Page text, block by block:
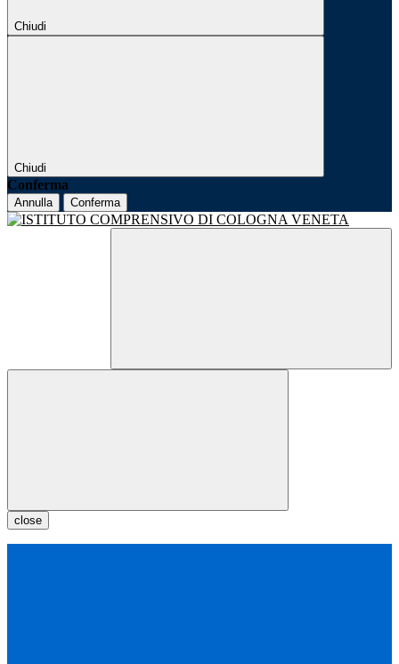
Chiudi
Chiudi
Conferma
Annulla Conferma
close